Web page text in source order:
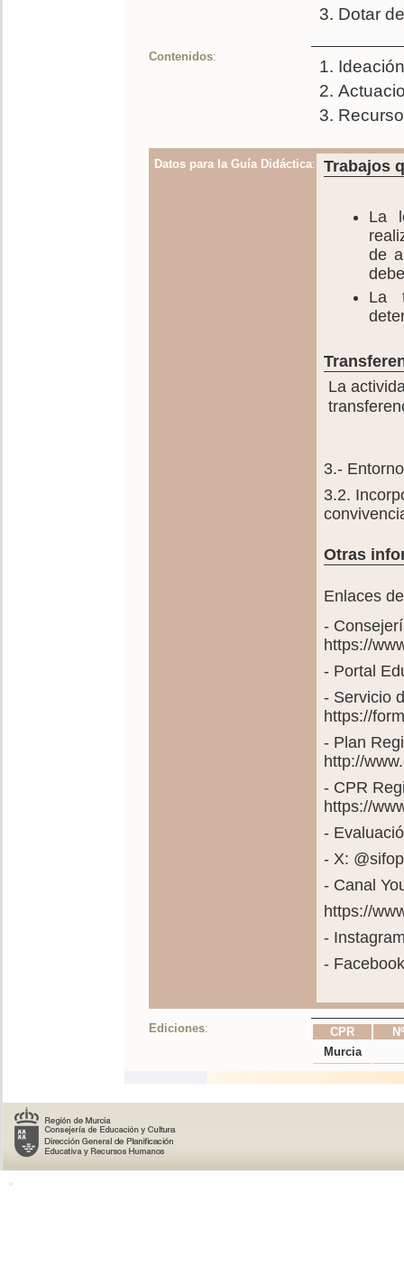
Dotar
Contenidos:
Datos para la Guía Didáctica: Trabajos
La
de
La
La
3.-
3.2.
Otras
Enlaces
-
https://
- Portal
- Servicio
https://
- Plan
http://
- CPR
https://
-
- X:
- Canal
https://
-
-
Ediciones: CPR
Murcia
o